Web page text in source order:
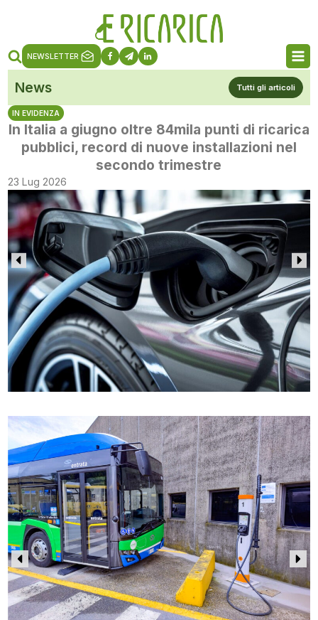
NEWSLETTER
News Tutti gli articoli
IN EVIDENZA
In Italia a giugno oltre 84mila punti di ricarica
pubblici, record di nuove installazioni nel
secondo trimestre
23 Lug 2026